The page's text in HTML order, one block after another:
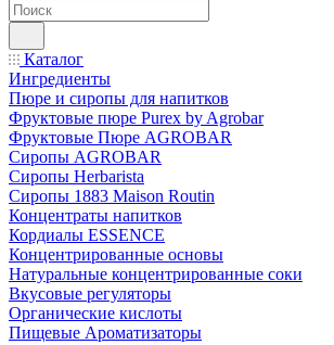
Каталог
Ингредиенты
Пюре и сиропы для напитков
Фруктовые пюре Purex by Agrobar
Фруктовые Пюре AGROBAR
Сиропы AGROBAR
Сиропы Herbarista
Сиропы 1883 Maison Routin
Концентраты напитков
Кордиалы ESSENCE
Концентрированные основы
Натуральные концентрированные соки
Вкусовые регуляторы
Органические кислоты
Пищевые Ароматизаторы